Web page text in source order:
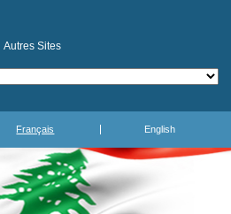
Autres Sites
Français English